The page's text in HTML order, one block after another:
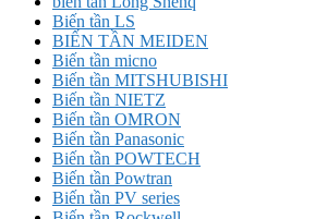
Biến tần LS
BIẾN TẦN MEIDEN
Biến tần micno
Biến tần MITSHUBISHI
Biến tần NIETZ
Biến tần OMRON
Biến tần Panasonic
Biến tần POWTECH
Biến tần Powtran
Biến tần PV series